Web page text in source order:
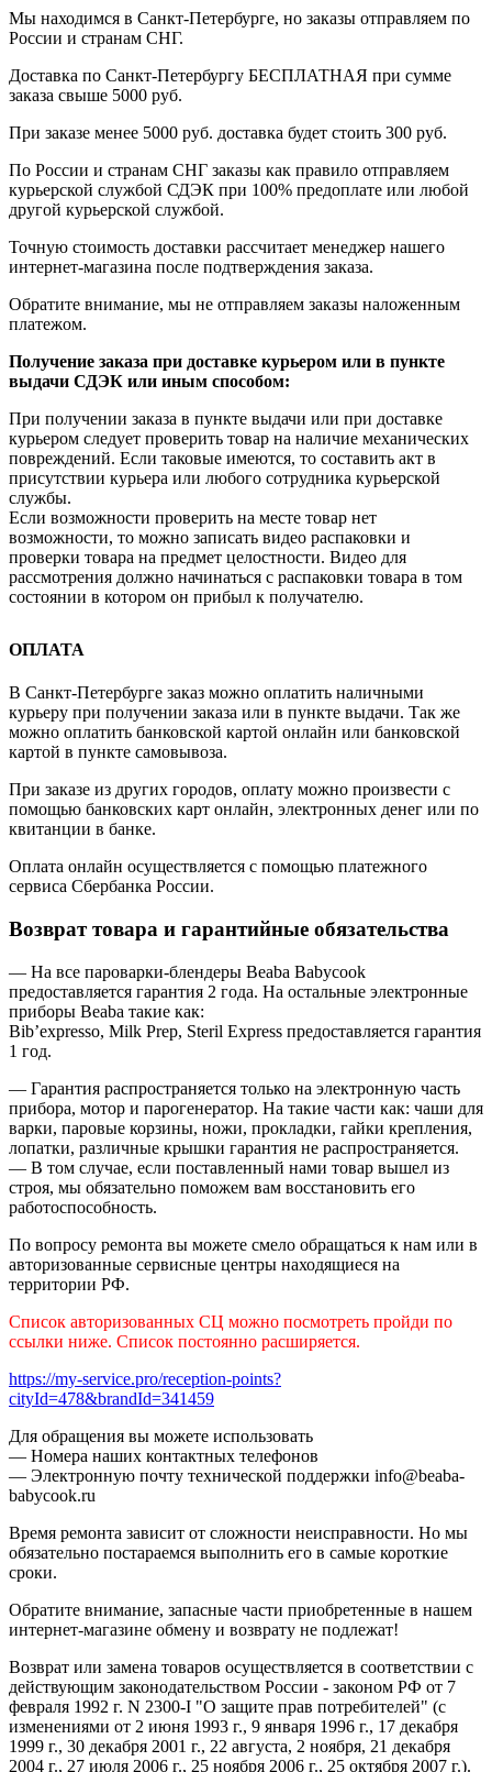
Мы находимся в Санкт-Петербурге, но заказы отправляем по
России и странам СНГ.
Доставка по Санкт-Петербургу БЕСПЛАТНАЯ при сумме
заказа свыше 5000 руб.
При заказе менее 5000 руб. доставка будет стоить 300 руб.
По России и странам СНГ заказы как правило отправляем
курьерской службой СДЭК при 100% предоплате или любой
другой курьерской службой.
Точную стоимость доставки рассчитает менеджер нашего
интернет-магазина после подтверждения заказа.
Обратите внимание, мы не отправляем заказы наложенным
платежом.
Получение заказа при доставке курьером или в пункте
выдачи СДЭК или иным способом:
При получении заказа в пункте выдачи или при доставке
курьером следует проверить товар на наличие механических
повреждений. Если таковые имеются, то составить акт в
присутствии курьера или любого сотрудника курьерской
службы.
Если возможности проверить на месте товар нет
возможности, то можно записать видео распаковки и
проверки товара на предмет целостности. Видео для
рассмотрения должно начинаться с распаковки товара в том
состоянии в котором он прибыл к получателю.
ОПЛАТА
В Санкт-Петербурге заказ можно оплатить наличными
курьеру при получении заказа или в пункте выдачи. Так же
можно оплатить банковской картой онлайн или банковской
картой в пункте самовывоза.
При заказе из других городов, оплату можно произвести с
помощью банковских карт онлайн, электронных денег или по
квитанции в банке.
Оплата онлайн осуществляется с помощью платежного
сервиса Сбербанка России.
Возврат товара и гарантийные обязательства
— На все пароварки-блендеры Beaba Babycook
предоставляется гарантия 2 года. На остальные электронные
приборы Beaba такие как:
Bib’expresso, Milk Prep, Steril Express предоставляется гарантия
1 год.
— Гарантия распространяется только на электронную часть
прибора, мотор и парогенератор. На такие части как: чаши для
варки, паровые корзины, ножи, прокладки, гайки крепления,
лопатки, различные крышки гарантия не распространяется.
— В том случае, если поставленный нами товар вышел из
строя, мы обязательно поможем вам восстановить его
работоспособность.
По вопросу ремонта вы можете смело обращаться к нам или в
авторизованные сервисные центры находящиеся на
территории РФ.
Список авторизованных СЦ можно посмотреть пройди по
ссылки ниже. Список постоянно расширяется.
https://my-service.pro/reception-points?
cityId=478&brandId=341459
Для обращения вы можете использовать
— Номера наших контактных телефонов
— Электронную почту технической поддержки info@beaba-
babycook.ru
Время ремонта зависит от сложности неисправности. Но мы
обязательно постараемся выполнить его в самые короткие
сроки.
Обратите внимание, запасные части приобретенные в нашем
интернет-магазине обмену и возврату не подлежат!
Возврат или замена товаров осуществляется в соответствии с
действующим законодательством России - законом РФ от 7
февраля 1992 г. N 2300-I "О защите прав потребителей" (с
изменениями от 2 июня 1993 г., 9 января 1996 г., 17 декабря
1999 г., 30 декабря 2001 г., 22 августа, 2 ноября, 21 декабря
2004 г., 27 июля 2006 г., 25 ноября 2006 г., 25 октября 2007 г.).